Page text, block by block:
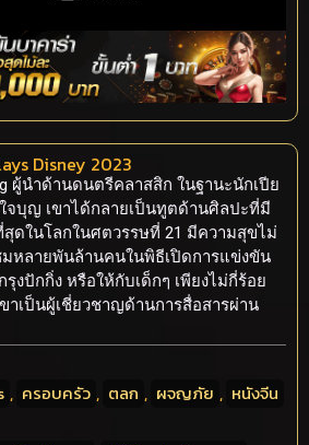
Disney 2023
ผู้นำด้านดนตรีคลาสสิก ในฐานะนักเปีย
จบุญ เขาได้กลายเป็นทูตด้านศิลปะที่มี
ดในโลกในศตวรรษที่ 21 มีความสุขไม่
หลายพันล้านคนในพิธีเปิดการแข่งขัน
งปักกิ่ง หรือให้กับเด็กๆ เพียงไม่กี่ร้อย
ขาเป็นผู้เชี่ยวชาญด้านการสื่อสารผ่าน
, ครอบครัว , ตลก , ผจญภัย , หนังจีน